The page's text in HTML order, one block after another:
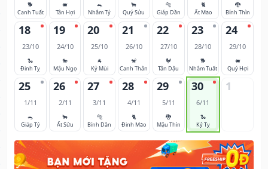
🐕
Canh Tuất
🐖
Tân Hợi
🐀
Nhâm Tý
🐂
Quý Sửu
🐅
Giáp Dần
🐈
Ất Mão
🐉
Bính Thìn
18
23/10
🐍
Đinh Tỵ
19
24/10
🐎
Mậu Ngọ
20
25/10
🐐
Kỷ Mùi
21
26/10
🐒
Canh Thân
22
27/10
🐓
Tân Dậu
23
28/10
🐕
Nhâm Tuất
24
29/10
🐖
Quý Hợi
25
1/11
🐀
Giáp Tý
26
2/11
🐂
Ất Sửu
27
3/11
🐅
Bính Dần
28
4/11
🐈
Đinh Mão
29
5/11
🐉
Mậu Thìn
30
6/11
🐍
Kỷ Tỵ
1